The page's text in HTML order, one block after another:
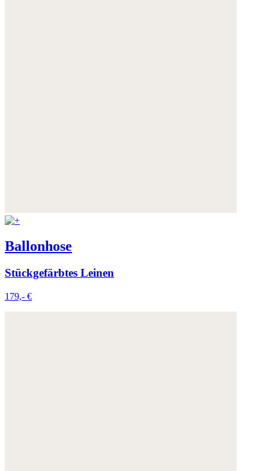
Ballonhose
Stückgefärbtes Leinen
179,- €